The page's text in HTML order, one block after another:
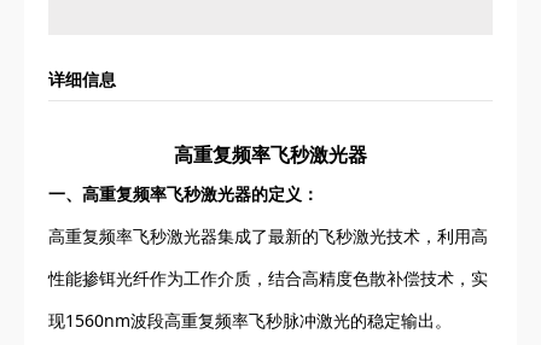
详细信息
高重复频率飞秒激光器
一、高重复频率飞秒激光器的定义：
高重复频率飞秒激光器集成了最新的飞秒激光技术，利用高
性能掺铒光纤作为工作介质，结合高精度色散补偿技术，实
现1560nm波段高重复频率飞秒脉冲激光的稳定输出。